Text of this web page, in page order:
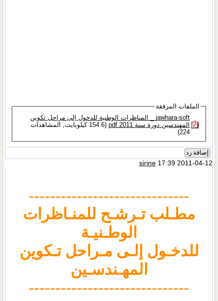
الملفات المرفقة
jawhara-soft _ المناظرات الوطنية للدخول إلى مراحل تكوين
المهندسين دورة سنة 2011.pdf‏
(154.6 كيلوبايت, المشاهدات
224)
إضافة رد
sirine17:39 2011-04-12
------------------------------
مطـلب تـرشـح للمنـاظرات
الوطـنيـة
للدخـول إلـى مـراحل تـكوين
المهـندسـين
------------------------------